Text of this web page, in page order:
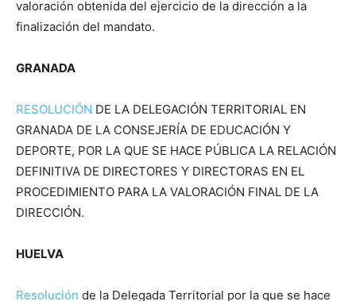
valoración obtenida del ejercicio de la dirección a la
finalización del mandato.
GRANADA
RESOLUCIÓN DE LA DELEGACIÓN TERRITORIAL EN
GRANADA DE LA CONSEJERÍA DE EDUCACIÓN Y
DEPORTE, POR LA QUE SE HACE PÚBLICA LA RELACIÓN
DEFINITIVA DE DIRECTORES Y DIRECTORAS EN EL
PROCEDIMIENTO PARA LA VALORACIÓN FINAL DE LA
DIRECCIÓN.
HUELVA
Resolución de la Delegada Territorial por la que se hace